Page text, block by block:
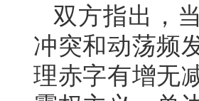
双方指出，
冲突和动荡频
理赤字有增无